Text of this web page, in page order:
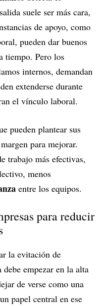
suele ser más cara,
de apoyo, como
pueden dar buenos
tiempo. Pero los
internos, demandan
extenderse durante
el vínculo laboral.
pueden plantear sus
para mejorar.
trabajo más efectivas,
menos
entre los equipos.
para reducir
la evitación de
empezar en la alta
de verse como una
papel central en ese